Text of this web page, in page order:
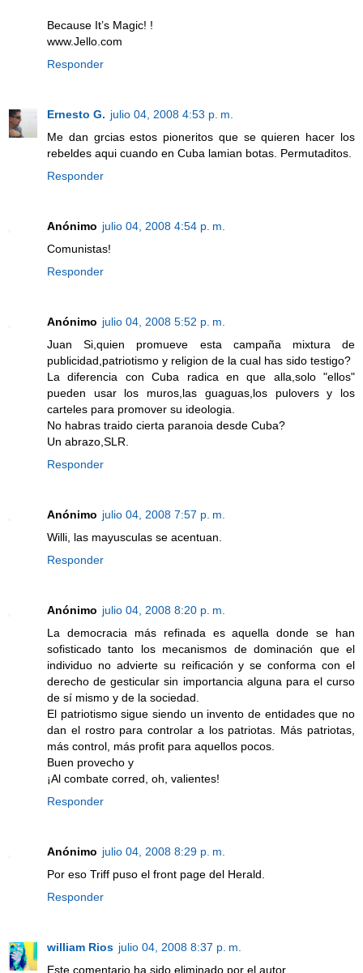
Because It’s Magic! !
www.Jello.com
Responder
Ernesto G. julio 04, 2008 4:53 p. m.
Me dan grcias estos pioneritos que se quieren hacer los
rebeldes aqui cuando en Cuba lamian botas. Permutaditos.
Responder
Anónimo julio 04, 2008 4:54 p. m.
Comunistas!
Responder
Anónimo julio 04, 2008 5:52 p. m.
Juan Si,quien promueve esta campaña mixtura de
publicidad,patriotismo y religion de la cual has sido testigo?
La diferencia con Cuba radica en que alla,solo "ellos"
pueden usar los muros,las guaguas,los pulovers y los
carteles para promover su ideologia.
No habras traido cierta paranoia desde Cuba?
Un abrazo,SLR.
Responder
Anónimo julio 04, 2008 7:57 p. m.
Willi, las mayusculas se acentuan.
Responder
Anónimo julio 04, 2008 8:20 p. m.
La democracia más refinada es aquella donde se han
sofisticado tanto los mecanismos de dominación que el
individuo no advierte su reificación y se conforma con el
derecho de gesticular sin importancia alguna para el curso
de sí mismo y de la sociedad.
El patriotismo sigue siendo un invento de entidades que no
dan el rostro para controlar a los patriotas. Más patriotas,
más control, más profit para aquellos pocos.
Buen provecho y
¡Al combate corred, oh, valientes!
Responder
Anónimo julio 04, 2008 8:29 p. m.
Por eso Triff puso el front page del Herald.
Responder
william Rios julio 04, 2008 8:37 p. m.
Este comentario ha sido eliminado por el autor.